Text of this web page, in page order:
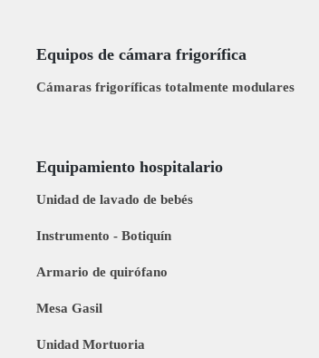
Equipos de cámara frigorífica
Cámaras frigoríficas totalmente modulares
Equipamiento hospitalario
Unidad de lavado de bebés
Instrumento - Botiquín
Armario de quirófano
Mesa Gasil
Unidad Mortuoria